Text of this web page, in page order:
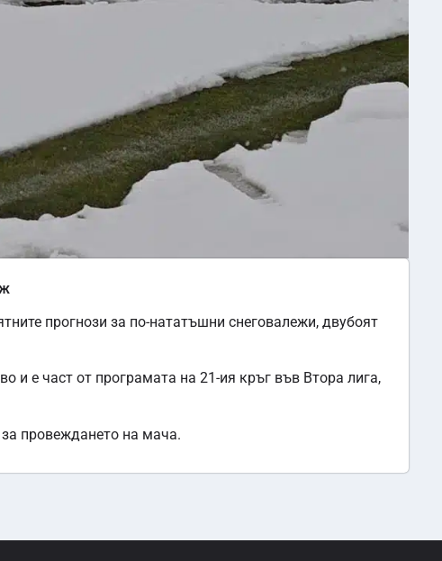
прогнози за по-нататъшни снеговалежи, двубоят
и е част от програмата на 21-ия кръг във Втора лига,
провеждането на мача.